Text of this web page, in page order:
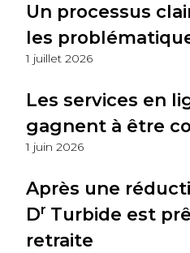
Un processus
les
1 juillet 2026
Les services en
gagnent à être
1 juin 2026
Après une
Dr Turbide est
retraite